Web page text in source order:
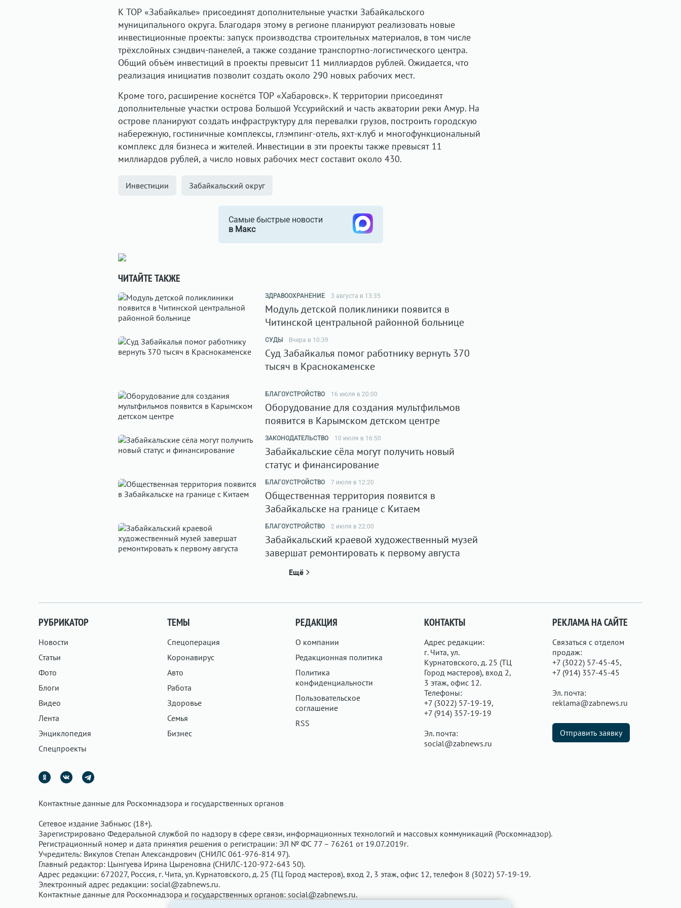
К ТОР «Забайкалье» присоединят дополнительные участки Забайкальского
муниципального округа. Благодаря этому в регионе планируют реализовать новые
инвестиционные проекты: запуск производства строительных материалов, в том числе
трёхслойных сэндвич-панелей, а также создание транспортно-логистического центра.
Общий объём инвестиций в проекты превысит 11 миллиардов рублей. Ожидается, что
реализация инициатив позволит создать около 290 новых рабочих мест.
Кроме того, расширение коснётся ТОР «Хабаровск». К территории присоединят
дополнительные участки острова Большой Уссурийский и часть акватории реки Амур. На
острове планируют создать инфраструктуру для перевалки грузов, построить городскую
набережную, гостиничные комплексы, глэмпинг-отель, яхт-клуб и многофункциональный
комплекс для бизнеса и жителей. Инвестиции в эти проекты также превысят 11
миллиардов рублей, а число новых рабочих мест составит около 430.
Инвестиции Забайкальский округ
Самые быстрые новости
в Макс
ЧИТАЙТЕ ТАКЖЕ
ЗДРАВООХРАНЕНИЕ 3 августа в 13:35
Модуль детской поликлиники появится в
Читинской центральной районной больнице
СУДЫ Вчера в 10:39
Суд Забайкалья помог работнику вернуть 370
тысяч в Краснокаменске
БЛАГОУСТРОЙСТВО 16 июля в 20:00
Оборудование для создания мультфильмов
появится в Карымском детском центре
ЗАКОНОДАТЕЛЬСТВО 10 июля в 16:50
Забайкальские сёла могут получить новый
статус и финансирование
БЛАГОУСТРОЙСТВО 7 июля в 12:20
Общественная территория появится в
Забайкальске на границе с Китаем
БЛАГОУСТРОЙСТВО 2 июля в 22:00
Забайкальский краевой художественный музей
завершат ремонтировать к первому августа
Ещё
РУБРИКАТОР
Новости
Статьи
Фото
Блоги
Видео
Лента
Энциклопедия
Спецпроекты
ТЕМЫ
Спецоперация
Коронавирус
Авто
Работа
Здоровье
Семья
Бизнес
РЕДАКЦИЯ
О компании
Редакционная политика
Политика
конфиденциальности
Пользовательское
соглашение
RSS
КОНТАКТЫ
Адрес редакции:
г. Чита, ул.
Курнатовского, д. 25 (ТЦ
Город мастеров), вход 2,
3 этаж, офис 12.
Телефоны:
+7 (3022) 57-19-19,
+7 (914) 357-19-19
Эл. почта:
social@zabnews.ru
РЕКЛАМА НА САЙТЕ
Связаться с отделом
продаж:
+7 (3022) 57-45-45,
+7 (914) 357-45-45
Эл. почта:
reklama@zabnews.ru
Отправить заявку
Контактные данные для Роскомнадзора и государственных органов
Сетевое издание Забньюс (18+).
Зарегистрировано Федеральной службой по надзору в сфере связи, информационных технологий и массовых коммуникаций (Роскомнадзор).
Регистрационный номер и дата принятия решения о регистрации: ЭЛ № ФС 77 – 76261 от 19.07.2019г.
Учредитель: Викулов Степан Александрович (СНИЛС 061-976-814 97).
Главный редактор: Цынгуева Ирина Цыреновна (СНИЛС-120-972-643 50).
Адрес редакции: 672027, Россия, г. Чита, ул. Курнатовского, д. 25 (ТЦ Город мастеров), вход 2, 3 этаж, офис 12, телефон 8 (3022) 57-19-19.
Электронный адрес редакции: social@zabnews.ru.
Контактные данные для Роскомнадзора и государственных органов: social@zabnews.ru.